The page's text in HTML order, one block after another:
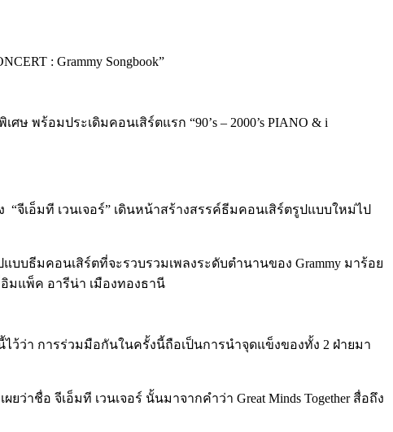
ษ พร้อมประเดิมคอนเสิร์ตแรก “90’s – 2000’s PIANO & i
“จีเอ็มที เวนเจอร์” เดินหน้าสร้างสรรค์ธีมคอนเสิร์ตรูปแบบใหม่ไป
บบธีมคอนเสิร์ตที่จะรวบรวมเพลงระดับตำนานของ Grammy มาร้อย
มแพ็ค อารีน่า เมืองทองธานี
ว้ว่า การร่วมมือกันในครั้งนี้ถือเป็นการนำจุดแข็งของทั้ง 2 ฝ่ายมา
าชื่อ จีเอ็มที เวนเจอร์ นั้นมาจากคำว่า Great Minds Together สื่อถึง